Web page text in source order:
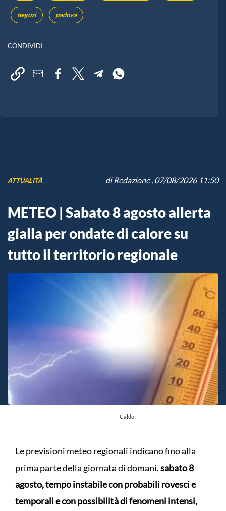
negozi padova
CONDIVIDI
ATTUALITÀ diRedazione, 07/08/2026 11:50
METEO | Sabato 8 agosto allerta
gialla per ondate di calore su
tutto il territorio regionale
Caldo
Le previsioni meteo regionali indicano fino alla
prima parte della giornata di domani,sabato 8
agosto, tempo instabile con probabili rovesci e
temporali e con possibilità di fenomeni intensi,